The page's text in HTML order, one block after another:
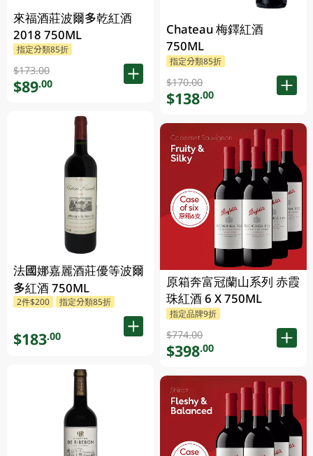
來福酒莊波爾多乾紅酒
2018 750ML
指定分類85折
$173.00
$89.00
法國娜嘉麗酒莊優等波爾
多紅酒 750ML
2件$200 指定分類85折
$183.00
Chateau 梅鐸紅酒
750ML
指定分類85折
$170.00
$138.00
原箱奔富冠蘭山系列 赤霞
珠紅酒 6 X 750ML
指定品牌9折
$774.00
$398.00